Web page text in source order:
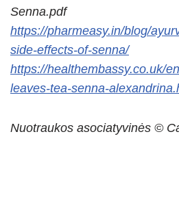
Senna.pdf
https://pharmeasy.in/blog/
side-effects-of-senna/
https://healthembassy.co.uk/
leaves-tea-senna-
Nuotraukos asociatyvinės ©